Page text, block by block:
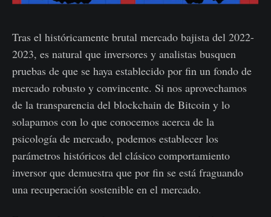
Tras el históricamente brutal mercado bajista del 2022-
2023, es natural que inversores y analistas busquen
pruebas de que se haya establecido por fin un fondo de
mercado robusto y convincente. Si nos aprovechamos
de la transparencia del blockchain de Bitcoin y lo
solapamos con lo que conocemos acerca de la
psicología de mercado, podemos establecer los
parámetros históricos del clásico comportamiento
inversor que demuestra que por fin se está fraguando
una recuperación sostenible en el mercado.